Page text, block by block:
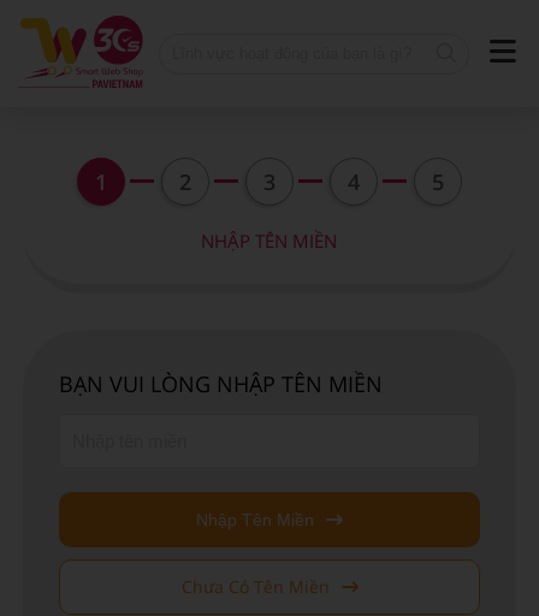
1 2 3 4 5
NHẬP TÊN MIỀN
BẠN VUI LÒNG NHẬP TÊN MIỀN
Nhập Tên Miền
Chưa Có Tên Miền